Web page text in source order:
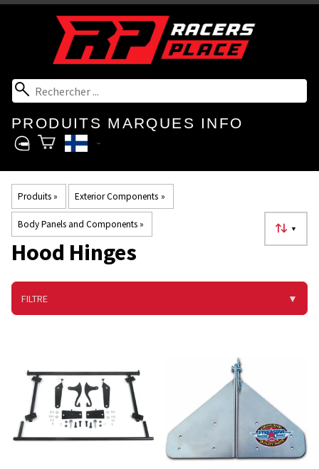
PRODUITS MARQUES INFO
Produits‪» Exterior Components ‪»
Body Panels and Components‪» ▼
Hood Hinges
FILTRE ▼